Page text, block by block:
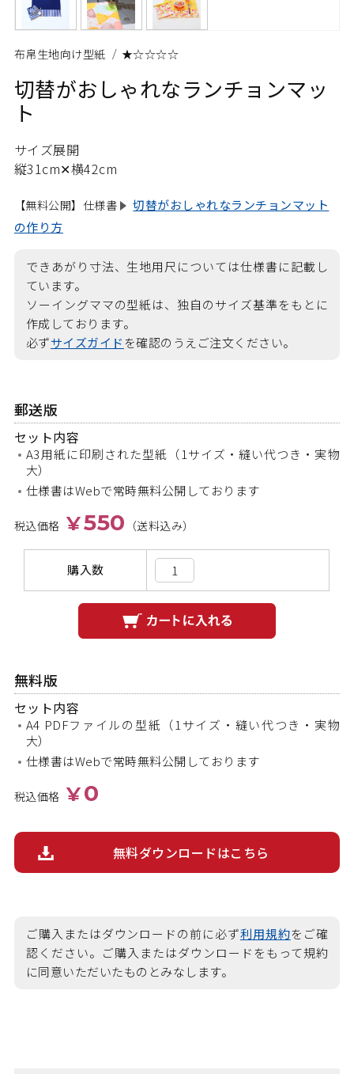
布帛生地向け型紙 ★☆☆☆☆
切替がおしゃれなランチョンマッ
ト
サイズ展開
縦31cm✕横42cm
【無料公開】仕様書
切替がおしゃれなランチョンマット
の作り方
できあがり寸法、生地用尺については仕様書に記載し
ています。
ソーイングママの型紙は、独自のサイズ基準をもとに
作成しております。
必ずサイズガイドを確認のうえご注文ください。
郵送版
セット内容
A3用紙に印刷された型紙（1サイズ・縫い代つき・実物
大）
仕様書はWebで常時無料公開しております
税込価格 ¥550 （送料込み）
購入数
無料版
セット内容
A4 PDFファイルの型紙（1サイズ・縫い代つき・実物
大）
仕様書はWebで常時無料公開しております
税込価格 ¥0
無料ダウンロードはこちら
ご購入またはダウンロードの前に必ず利用規約をご確
認ください。ご購入またはダウンロードをもって規約
に同意いただいたものとみなします。